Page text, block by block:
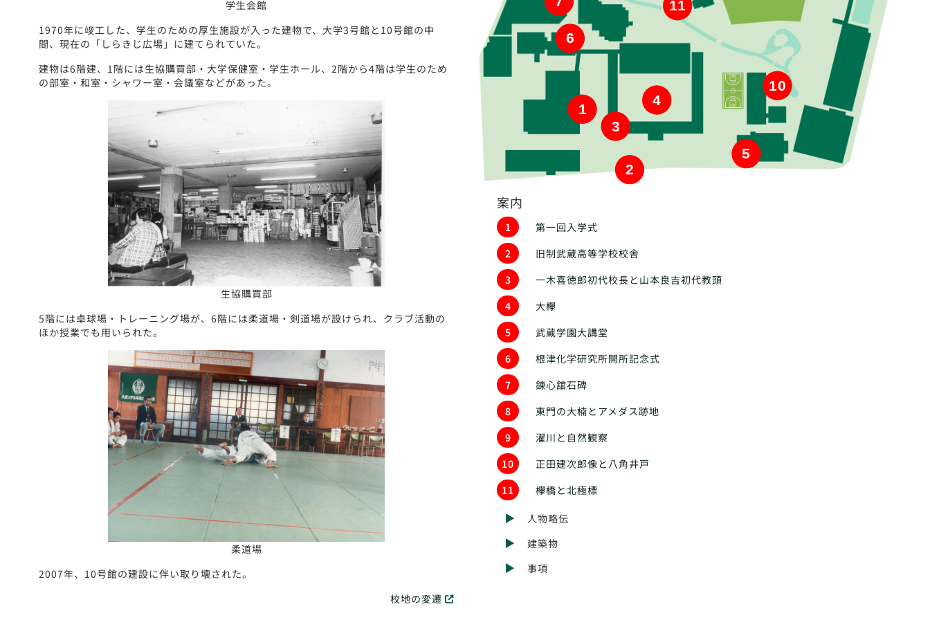
学生会館
1970年に竣工した、学生のための厚生施設が入った建物で、大学3号館と10号館の中
間、現在の「しらきじ広場」に建てられていた。
建物は6階建、1階には生協購買部・大学保健室・学生ホール、2階から4階は学生のため
の部室・和室・シャワー室・会議室などがあった。
生協購買部
5階には卓球場・トレーニング場が、6階には柔道場・剣道場が設けられ、クラブ活動の
ほか授業でも用いられた。
柔道場
2007年、10号館の建設に伴い取り壊された。
校地の変遷
1
2
3
4
5
6
10
11
案内
1
第一回入学式
2
旧制武蔵高等学校校舎
3
一木喜徳郎初代校長と山本良吉初代教頭
4
大欅
5
武蔵学園大講堂
6
根津化学研究所開所記念式
7
錬心舘石碑
8
東門の大楠とアメダス跡地
9
濯川と自然観察
10
正田建次郎像と八角井戸
11
欅橋と北極標
人物略伝
建築物
事項